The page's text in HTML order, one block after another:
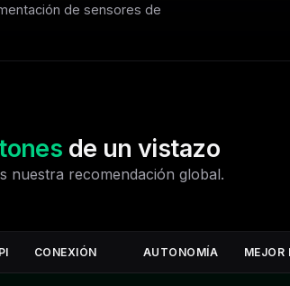
de sensores de
de un vistazo
nuestra recomendación global.
CONEXIÓN AUTONOMÍA MEJOR